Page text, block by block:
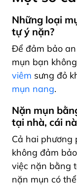
Những loại
tự ý nặn?
Để đảm bảo
mụn bạn
viêm sưng đỏ
mụn nang.
Nặn mụn
tại nhà, cái
Cả hai phương
không đảm
việc nặn bằng
nặn mụn có